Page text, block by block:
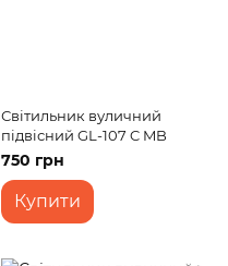
Світильник вуличний
підвісний GL-107 C MB
750 грн
Купити